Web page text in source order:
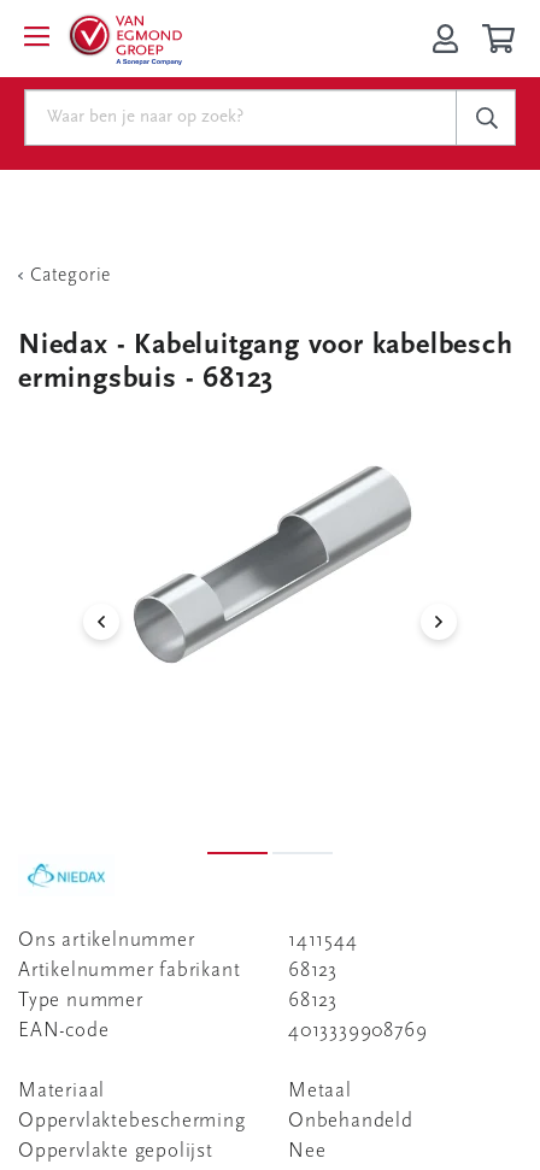
Categorie
Niedax - Kabeluitgang voor kabelbesch
ermingsbuis - 68123
Ons artikelnummer
1411544
Artikelnummer fabrikant
68123
Type nummer
68123
EAN-code
4013339908769
Materiaal
Metaal
Oppervlaktebescherming
Onbehandeld
Oppervlakte gepolijst
Nee